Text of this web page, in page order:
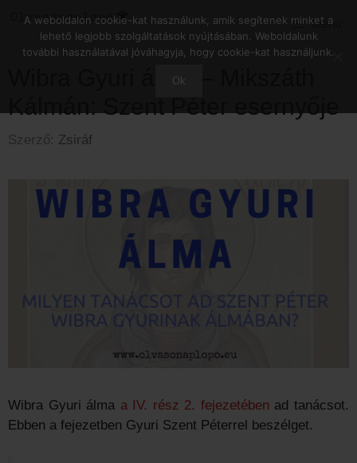
tartalomba
Menu
Wibra Gyuri álma – Mikszáth
Kálmán: Szent Péter esernyője
Szerző: Zsiráf
Wibra Gyuri álma a IV. rész 2. fejezetében ad tanácsot.
Ebben a fejezetben Gyuri Szent Péterrel beszélget.
A weboldalon cookie-kat használunk, amik segítenek minket a
lehető legjobb szolgáltatások nyújtásában. Weboldalunk
további használatával jóváhagyja, hogy cookie-kat használjunk.
Ok